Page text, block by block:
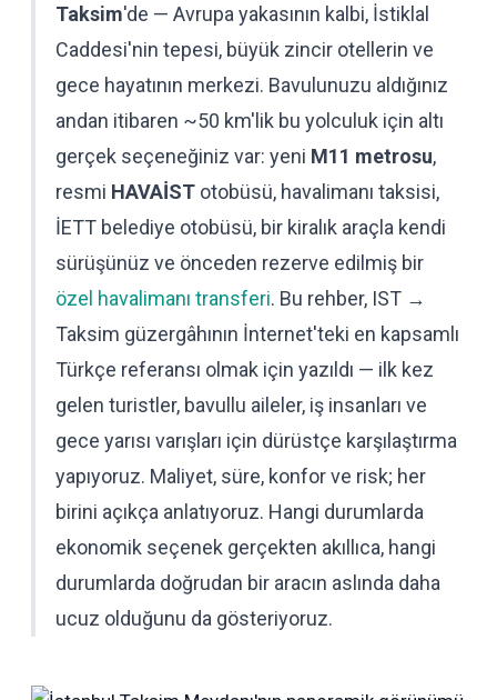
Taksim'de — Avrupa yakasının kalbi, İstiklal
Caddesi'nin tepesi, büyük zincir otellerin ve
gece hayatının merkezi. Bavulunuzu aldığınız
andan itibaren ~50 km'lik bu yolculuk için altı
gerçek seçeneğiniz var: yeni M11 metrosu,
resmi HAVAİST otobüsü, havalimanı taksisi,
İETT belediye otobüsü, bir kiralık araçla kendi
sürüşünüz ve önceden rezerve edilmiş bir
özel havalimanı transferi. Bu rehber, IST →
Taksim güzergâhının İnternet'teki en kapsamlı
Türkçe referansı olmak için yazıldı — ilk kez
gelen turistler, bavullu aileler, iş insanları ve
gece yarısı varışları için dürüstçe karşılaştırma
yapıyoruz. Maliyet, süre, konfor ve risk; her
birini açıkça anlatıyoruz. Hangi durumlarda
ekonomik seçenek gerçekten akıllıca, hangi
durumlarda doğrudan bir aracın aslında daha
ucuz olduğunu da gösteriyoruz.